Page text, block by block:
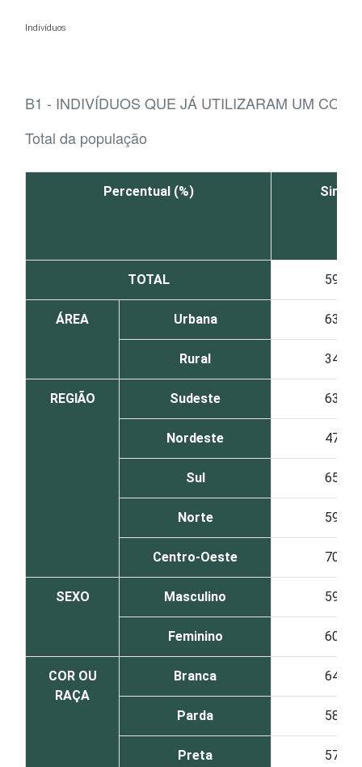
Indivíduos
B1 - INDIVÍDUOS QUE JÁ UTILIZARAM UM
Total da população
Percentual (%) Sim
TOTAL 59
ÁREA Urbana 63
Rural 34
REGIÃO Sudeste 63
Nordeste 47
Sul 65
Norte 59
Centro-Oeste 70
SEXO Masculino 59
Feminino 60
COR OU
RAÇA
Branca 64
Parda 58
Preta 57